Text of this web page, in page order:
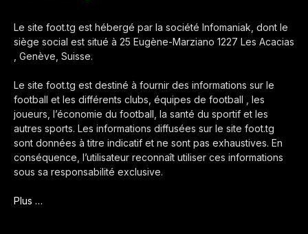
Le site foot.tg est hébergé par la société Infomaniak, dont le
siège social est situé à 25 Eugène-Marziano 1227 Les Acacias
, Genève, Suisse.
Le site foot.tg est destiné à fournir des informations sur le
football et les différents clubs, équipes de football , les
joueurs, l’économie du football, la santé du sportif et les
autres sports. Les informations diffusées sur le site foot.tg
sont données à titre indicatif et ne sont pas exhaustives. En
conséquence, l’utilisateur reconnaît utiliser ces informations
sous sa responsabilité exclusive.
Plus …